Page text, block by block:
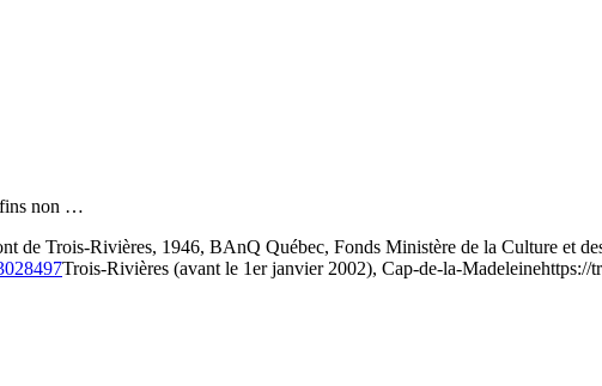
fins non …
de Trois-Rivières, 1946, BAnQ Québec, Fonds Ministère de la Culture et
Trois-Rivières (avant le 1er janvier 2002), Cap-de-la-Madeleinehttps://